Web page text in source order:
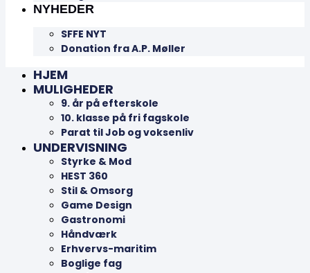
NYHEDER
SFFE NYT
Donation fra A.P. Møller
HJEM
MULIGHEDER
9. år på efterskole
10. klasse på fri fagskole
Parat til Job og voksenliv
UNDERVISNING
Styrke & Mod
HEST 360
Stil & Omsorg
Game Design
Gastronomi
Håndværk
Erhvervs-maritim
Boglige fag